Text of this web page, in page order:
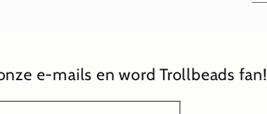
e-mails en word Trollbeads fan!